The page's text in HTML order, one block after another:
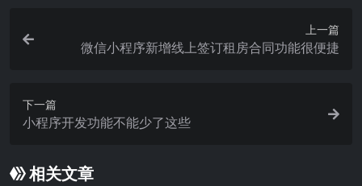
上一篇
微信小程序新增线上签订租房合同功能很便捷
下一篇
小程序开发功能不能少了这些
相关文章